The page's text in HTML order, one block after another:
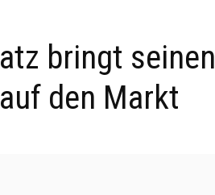
bringt seinen
den Markt